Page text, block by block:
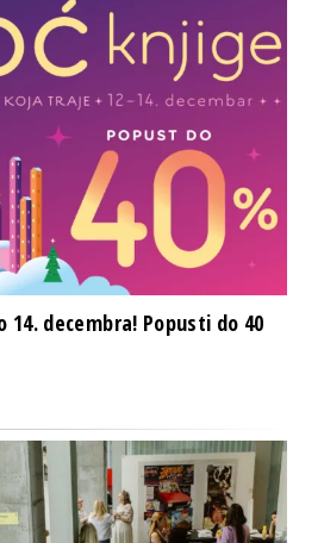
14. decembra! Popusti do 40